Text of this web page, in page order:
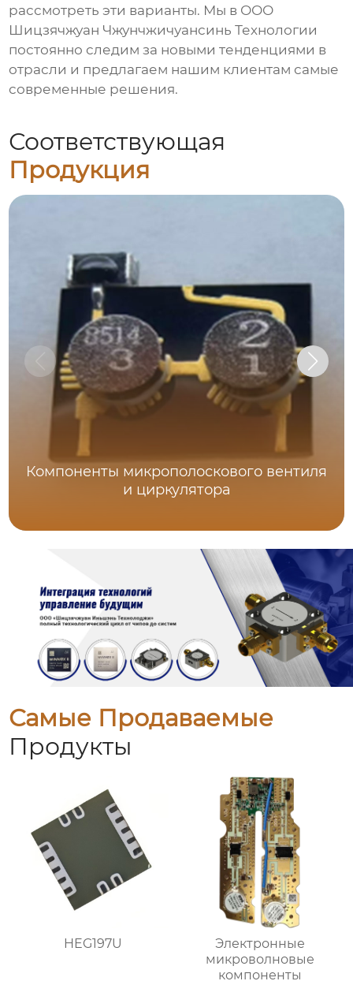
рассмотреть эти варианты. Мы в ООО
Шицзячжуан Чжунчжичуансинь Технологии
постоянно следим за новыми тенденциями в
отрасли и предлагаем нашим клиентам самые
современные решения.
Соответствующая
Продукция
Компоненты микрополоскового вентиля
и циркулятора
Самые Продаваемые
Продукты
HEG197U
Электронные
микроволновые
компоненты